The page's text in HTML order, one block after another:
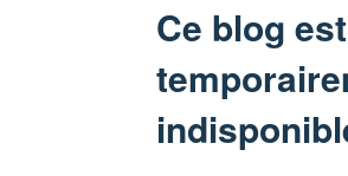
Ce blog est